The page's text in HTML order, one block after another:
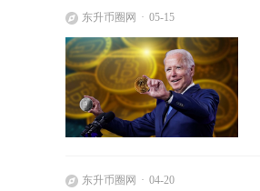
东升币圈网 05-15
东升币圈网 04-20